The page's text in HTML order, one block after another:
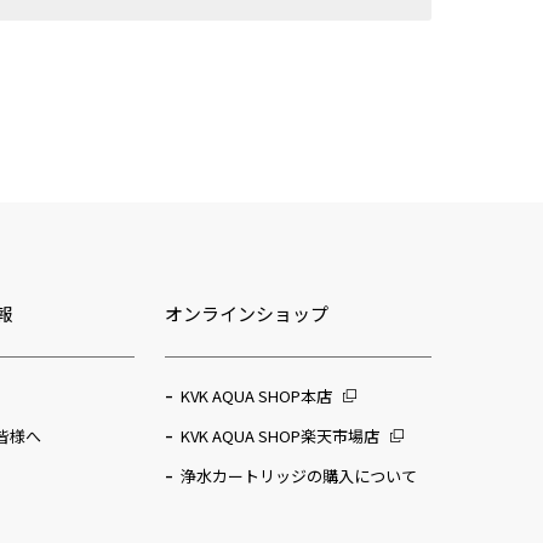
様へ
オンラインショップ
KVK AQUA SHOP本店
KVK AQUA SHOP楽天市場店
浄水カートリッジの購入について